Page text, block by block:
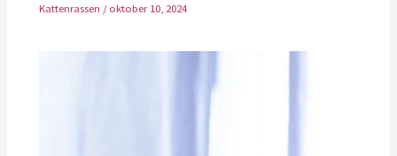
Kattenrassen /oktober 10, 2024